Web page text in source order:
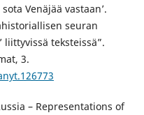
Venäjää vastaan’.
seuran
liittyvissä teksteissä”.
3.
– Representations of